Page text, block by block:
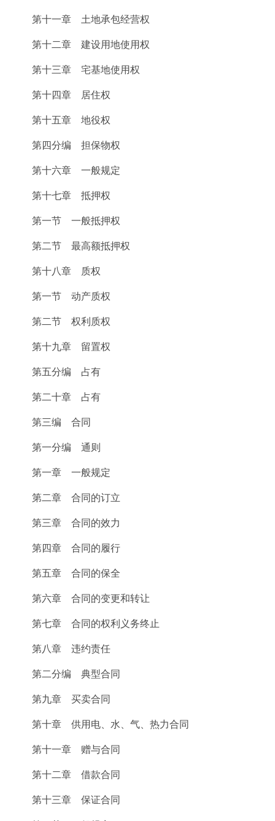
第十一章 土地承包经营权
第十二章 建设用地使用权
第十三章 宅基地使用权
第十四章 居住权
第十五章 地役权
第四分编 担保物权
第十六章 一般规定
第十七章 抵押权
第一节 一般抵押权
第二节 最高额抵押权
第十八章 质权
第一节 动产质权
第二节 权利质权
第十九章 留置权
第五分编 占有
第二十章 占有
第三编 合同
第一分编 通则
第一章 一般规定
第二章 合同的订立
第三章 合同的效力
第四章 合同的履行
第五章 合同的保全
第六章 合同的变更和转让
第七章 合同的权利义务终止
第八章 违约责任
第二分编 典型合同
第九章 买卖合同
第十章 供用电、水、气、热力合同
第十一章 赠与合同
第十二章 借款合同
第十三章 保证合同